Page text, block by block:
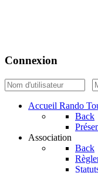
Connexion
Accueil Rando
Back
Association
Back